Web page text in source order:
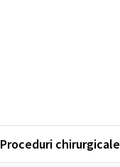
Proceduri chirurgicale